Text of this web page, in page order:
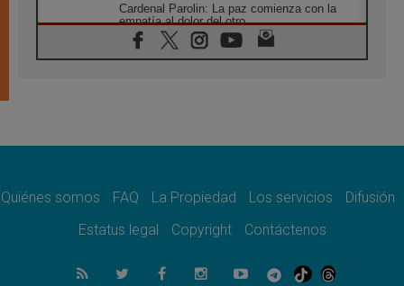
Cardenal Parolin: La paz comienza con la
empatía al dolor del otro
06.08.2026
Fray Marco Vianelli: Aprender el Evangelio
06.08.2026
06.08.2026
medio de tensiones y ataques en el sur del
06.08.2026
Hiroshima y Nagasaki, 81 años después.
Quiénes somos FAQ La Propiedad Los servicios
Difusión
Estatus legal
Copyright Contáctenos